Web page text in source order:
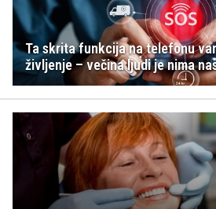
Ta skrita funkcija na telefonu
življenje – večina ljudi je nima